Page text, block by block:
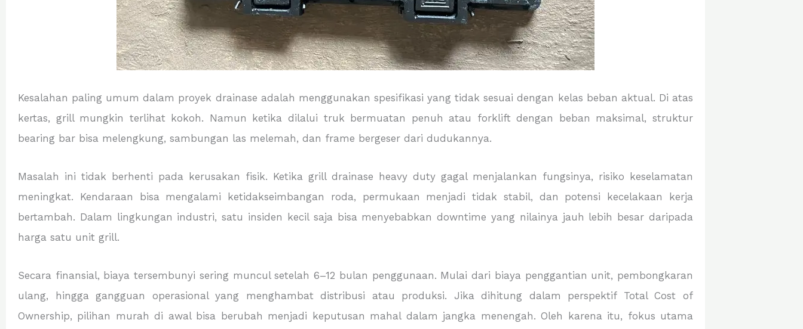
Kesalahan paling umum dalam proyek drainase adalah menggunakan spesifikasi yang tidak sesuai dengan kelas beban aktual. Di atas
kertas, grill mungkin terlihat kokoh. Namun ketika dilalui truk bermuatan penuh atau forklift dengan beban maksimal, struktur
bearing bar bisa melengkung, sambungan las melemah, dan frame bergeser dari dudukannya.
Masalah ini tidak berhenti pada kerusakan fisik. Ketika grill drainase heavy duty gagal menjalankan fungsinya, risiko keselamatan
meningkat. Kendaraan bisa mengalami ketidakseimbangan roda, permukaan menjadi tidak stabil, dan potensi kecelakaan kerja
bertambah. Dalam lingkungan industri, satu insiden kecil saja bisa menyebabkan downtime yang nilainya jauh lebih besar daripada
harga satu unit grill.
Secara finansial, biaya tersembunyi sering muncul setelah 6–12 bulan penggunaan. Mulai dari biaya penggantian unit, pembongkaran
ulang, hingga gangguan operasional yang menghambat distribusi atau produksi. Jika dihitung dalam perspektif Total Cost of
Ownership, pilihan murah di awal bisa berubah menjadi keputusan mahal dalam jangka menengah. Oleh karena itu, fokus utama